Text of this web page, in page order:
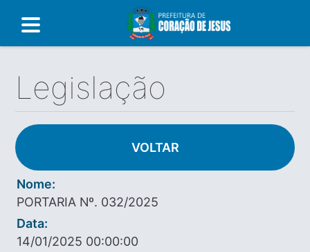
Legislação
VOLTAR
Nome:
PORTARIA Nº. 032/2025
Data:
14/01/2025 00:00:00